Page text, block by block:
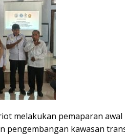
melakukan pemaparan awal
pengembangan kawasan